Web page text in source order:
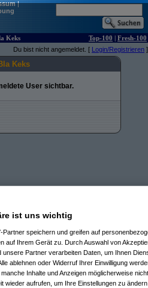
|
Keks Top-100 | Fresh-100
Du bist nicht angemeldet. [ Login/Registrieren ]
Bla Keks
User sichtbar.
ist uns wichtig
-Partner speichern und greifen auf
auf Ihrem Gerät zu. Durch Auswahl von
unsere Partner verarbeiten Daten, um Ihnen
ablehnen oder Widerruf Ihrer Einwilligung
Inhalte und Anzeigen möglicherweise
wieder aufrufen, um Ihre Einstellungen zu